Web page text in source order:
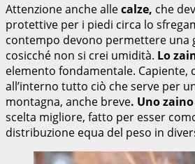
Attenzione anche allecalze, che
protettive per i piedi circa lo
contempo devono permettere una
cosicché non si crei umidità. Lo
elemento fondamentale. Capiente,
all’interno tutto ciò che serve per
montagna, anche breve. Uno
scelta migliore, fatto per esser
distribuzione equa del peso in